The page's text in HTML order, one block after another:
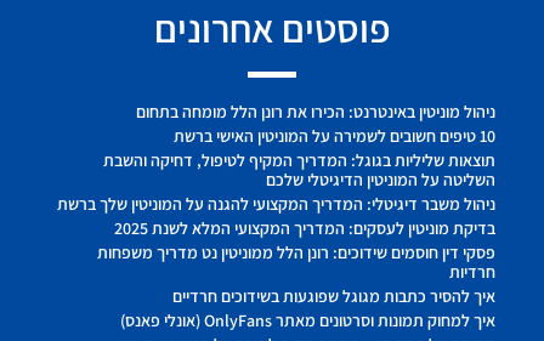
פוסטים אחרונים
ניהול מוניטין באינטרנט: הכירו את רונן הלל מומחה בתחום
10 טיפים חשובים לשמירה על המוניטין האישי ברשת
תוצאות שליליות בגוגל: המדריך המקיף לטיפול, דחיקה והשבת
השליטה על המוניטין הדיגיטלי שלכם
ניהול משבר דיגיטלי: המדריך המקצועי להגנה על המוניטין שלך ברשת
בדיקת מוניטין לעסקים: המדריך המקצועי המלא לשנת 2025
פסקי דין חוסמים שידוכים: רונן הלל ממוניטין נט מדריך משפחות
חרדיות
איך להסיר כתבות מגוגל שפוגעות בשידוכים חרדיים
איך למחוק תמונות וסרטונים מאתר OnlyFans (אונלי פאנס)